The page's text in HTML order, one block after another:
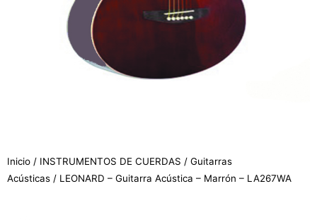
Inicio / INSTRUMENTOS DE CUERDAS / Guitarras
Acústicas / LEONARD – Guitarra Acústica – Marrón – LA267WA